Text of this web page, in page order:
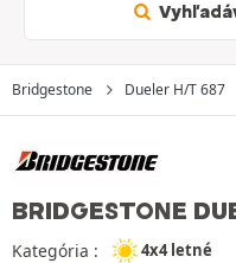
Bridgestone Dueler H/T 687
BRIDGESTONE
Kategória : 4x4 letné